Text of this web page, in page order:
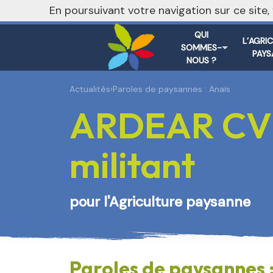
QUI
SOMMES-
NOUS ?
Actualités›Paroles de paysannes : Anaïs
ARDEAR
militant
pour l'Agriculture paysanne
Paroles de paysannes
En poursuivant votre navigation sur ce